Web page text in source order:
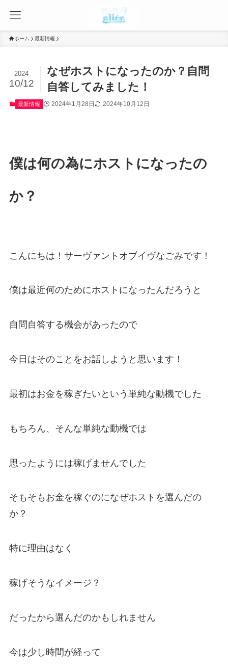
ホーム 最新情報
なぜホストになったのか？自問
自答してみました！
2024
10/12
最新情報 2024年1月28日 2024年10月12日
僕は何の為にホストになったの
か？
こんにちは！サーヴァントオブイヴなごみです！
僕は最近何のためにホストになったんだろうと
自問自答する機会があったので
今日はそのことをお話しようと思います！
最初はお金を稼ぎたいという単純な動機でした
もちろん、そんな単純な動機では
思ったようには稼げませんでした
そもそもお金を稼ぐのになぜホストを選んだの
か？
特に理由はなく
稼げそうなイメージ？
だったから選んだのかもしれません
今は少し時間が経って